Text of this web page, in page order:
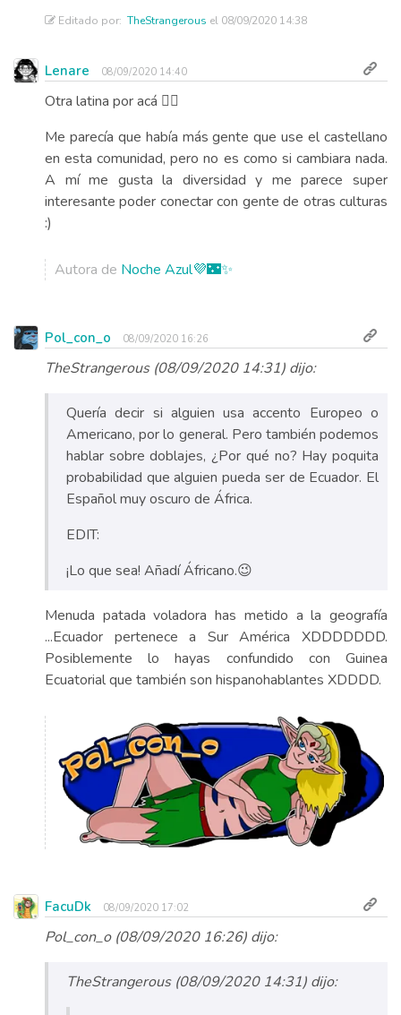
Editado por: TheStrangerous el 08/09/2020 14:38
Lenare 08/09/2020 14:40
Otra latina por acá ✌🏼
Me parecía que había más gente que use el castellano
en esta comunidad, pero no es como si cambiara nada.
A mí me gusta la diversidad y me parece super
interesante poder conectar con gente de otras culturas
:)
Autora de Noche Azul💜🌃✨
Pol_con_o 08/09/2020 16:26
TheStrangerous (08/09/2020 14:31) dijo:
Quería decir si alguien usa accento Europeo o
Americano, por lo general. Pero también podemos
hablar sobre doblajes, ¿Por qué no? Hay poquita
probabilidad que alguien pueda ser de Ecuador. El
Español muy oscuro de África.
EDIT:
¡Lo que sea! Añadí Áfricano.😉
Menuda patada voladora has metido a la geografía
...Ecuador pertenece a Sur América XDDDDDDD.
Posiblemente lo hayas confundido con Guinea
Ecuatorial que también son hispanohablantes XDDDD.
FacuDk 08/09/2020 17:02
Pol_con_o (08/09/2020 16:26) dijo:
TheStrangerous (08/09/2020 14:31) dijo: